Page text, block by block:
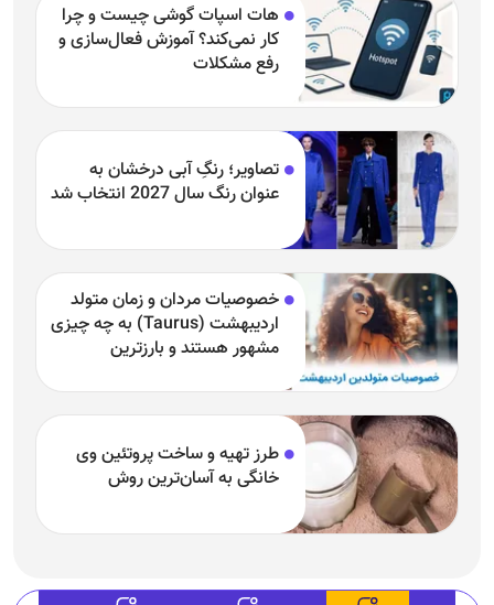
هات اسپات گوشی چیست و چرا
کار نمی‌کند؟ آموزش فعال‌سازی و
رفع مشکلات
تصاویر؛ رنگِ آبی درخشان به
عنوان رنگ سال 2027 انتخاب شد
خصوصیات مردان و زمان متولد
اردیبهشت (Taurus) به چه چیزی
مشهور هستند و بارزترین
طرز تهیه و ساخت پروتئین وی
خانگی به آسان‌ترین روش